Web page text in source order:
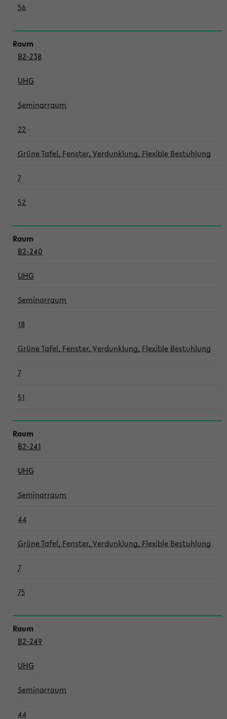
56
B2-238
UHG
Seminarraum
22
Grüne Tafel, Fenster, Verdunklung, Flexible Bestuhlung
7
52
B2-240
UHG
Seminarraum
18
Grüne Tafel, Fenster, Verdunklung, Flexible Bestuhlung
7
51
B2-241
UHG
Seminarraum
44
Grüne Tafel, Fenster, Verdunklung, Flexible Bestuhlung
7
75
B2-249
UHG
Seminarraum
44